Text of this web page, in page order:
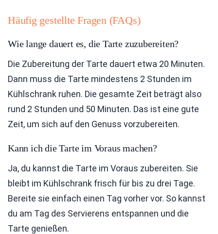
Häufig gestellte Fragen (FAQs)
Wie lange dauert es, die Tarte zuzubereiten?
Die Zubereitung der Tarte dauert etwa 20 Minuten.
Dann muss die Tarte mindestens 2 Stunden im
Kühlschrank ruhen. Die gesamte Zeit beträgt also
rund 2 Stunden und 50 Minuten. Das ist eine gute
Zeit, um sich auf den Genuss vorzubereiten.
Kann ich die Tarte im Voraus machen?
Ja, du kannst die Tarte im Voraus zubereiten. Sie
bleibt im Kühlschrank frisch für bis zu drei Tage.
Bereite sie einfach einen Tag vorher vor. So kannst
du am Tag des Servierens entspannen und die
Tarte genießen.